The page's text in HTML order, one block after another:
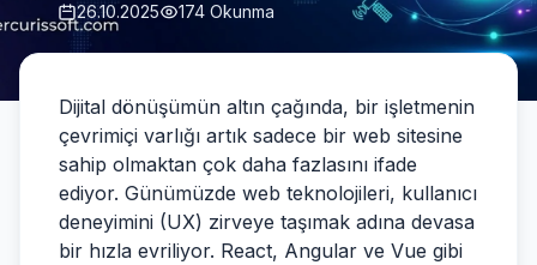
26.10.2025 174 Okunma
Dijital dönüşümün altın çağında, bir işletmenin
çevrimiçi varlığı artık sadece bir web sitesine
sahip olmaktan çok daha fazlasını ifade
ediyor. Günümüzde web teknolojileri, kullanıcı
deneyimini (UX) zirveye taşımak adına devasa
bir hızla evriliyor. React, Angular ve Vue gibi